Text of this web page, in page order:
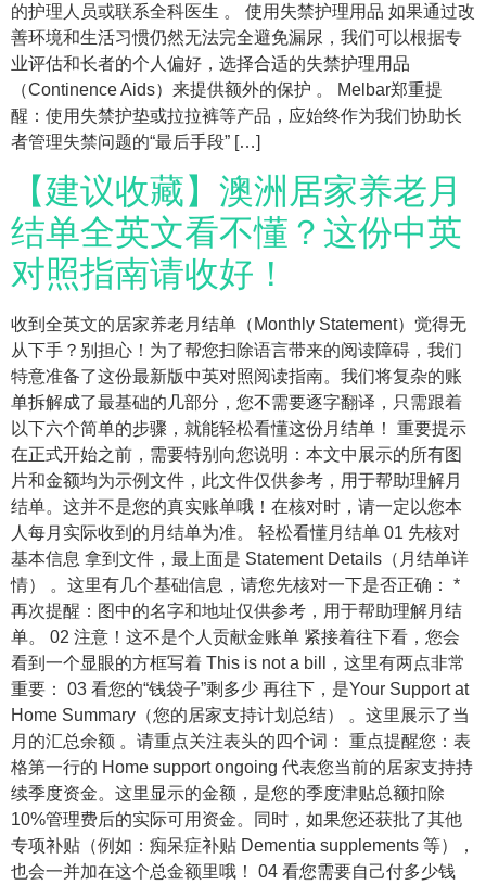
的护理人员或联系全科医生 。 使用失禁护理用品 如果通过改
善环境和生活习惯仍然无法完全避免漏尿，我们可以根据专
业评估和长者的个人偏好，选择合适的失禁护理用品
（Continence Aids）来提供额外的保护 。 Melbar郑重提
醒：使用失禁护垫或拉拉裤等产品，应始终作为我们协助长
者管理失禁问题的“最后手段” […]
【建议收藏】澳洲居家养老月
结单全英文看不懂？这份中英
对照指南请收好！
收到全英文的居家养老月结单（Monthly Statement）觉得无
从下手？别担心！为了帮您扫除语言带来的阅读障碍，我们
特意准备了这份最新版中英对照阅读指南。我们将复杂的账
单拆解成了最基础的几部分，您不需要逐字翻译，只需跟着
以下六个简单的步骤，就能轻松看懂这份月结单！ 重要提示
在正式开始之前，需要特别向您说明：本文中展示的所有图
片和金额均为示例文件，此文件仅供参考，用于帮助理解月
结单。这并不是您的真实账单哦！在核对时，请一定以您本
人每月实际收到的月结单为准。 轻松看懂月结单 01 先核对
基本信息 拿到文件，最上面是 Statement Details（月结单详
情） 。这里有几个基础信息，请您先核对一下是否正确： *
再次提醒：图中的名字和地址仅供参考，用于帮助理解月结
单。 02 注意！这不是个人贡献金账单 紧接着往下看，您会
看到一个显眼的方框写着 This is not a bill，这里有两点非常
重要： 03 看您的“钱袋子”剩多少 再往下，是Your Support at
Home Summary（您的居家支持计划总结） 。这里展示了当
月的汇总余额 。请重点关注表头的四个词： 重点提醒您：表
格第一行的 Home support ongoing 代表您当前的居家支持持
续季度资金。这里显示的金额，是您的季度津贴总额扣除
10%管理费后的实际可用资金。同时，如果您还获批了其他
专项补贴（例如：痴呆症补贴 Dementia supplements 等），
也会一并加在这个总金额里哦！ 04 看您需要自己付多少钱